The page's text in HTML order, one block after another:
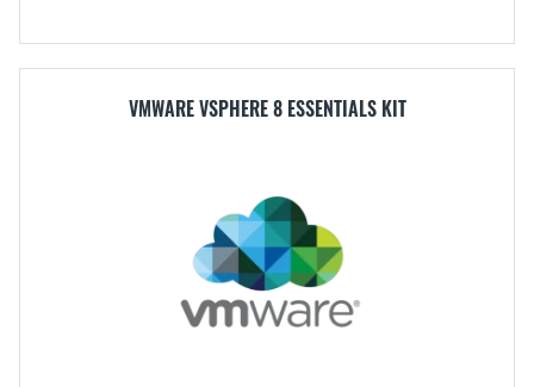
VMWARE VSPHERE 8 ESSENTIALS KIT